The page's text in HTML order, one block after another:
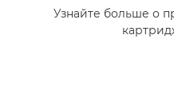
Узнайте больше о